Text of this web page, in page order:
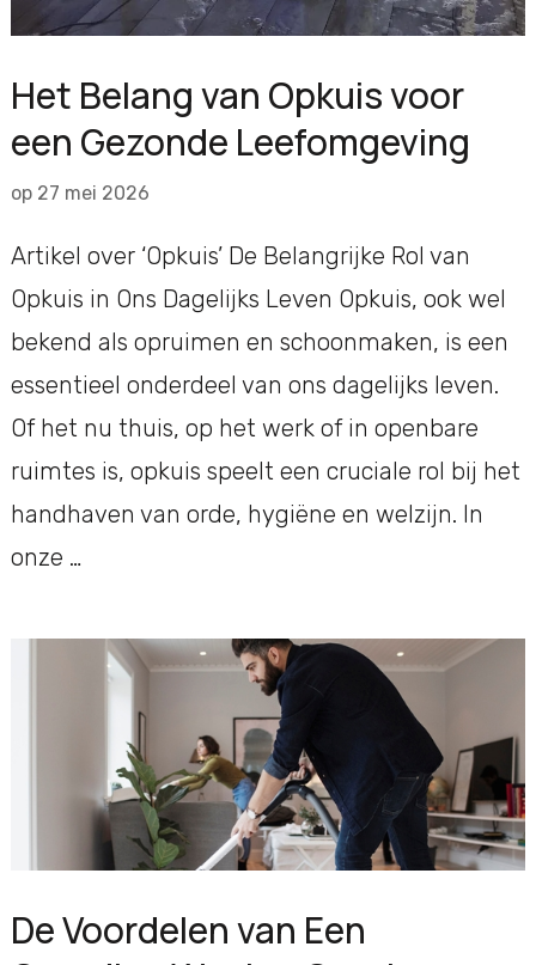
Het Belang van Opkuis voor
een Gezonde Leefomgeving
op 27 mei 2026
Artikel over ‘Opkuis’ De Belangrijke Rol van
Opkuis in Ons Dagelijks Leven Opkuis, ook wel
bekend als opruimen en schoonmaken, is een
essentieel onderdeel van ons dagelijks leven.
Of het nu thuis, op het werk of in openbare
ruimtes is, opkuis speelt een cruciale rol bij het
handhaven van orde, hygiëne en welzijn. In
onze …
De Voordelen van Een